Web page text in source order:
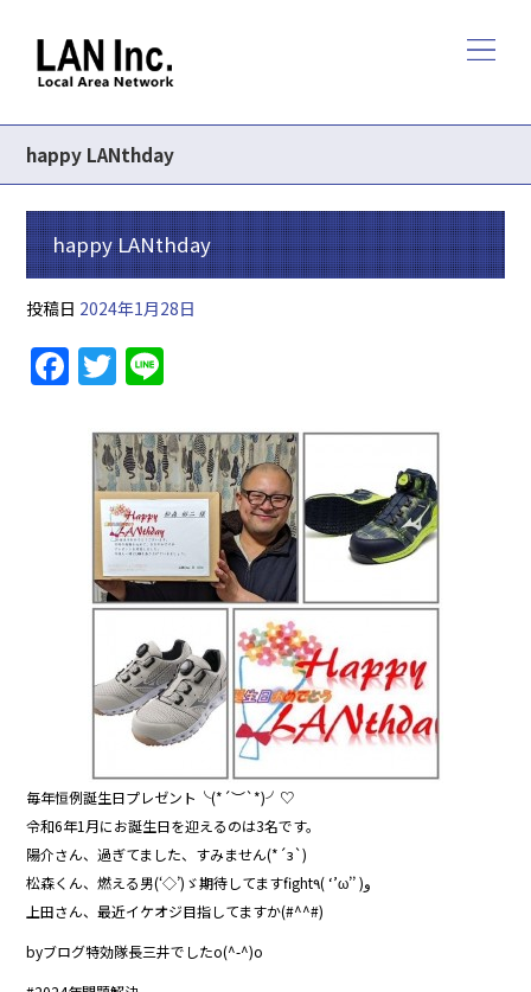
happy LANthday
happy LANthday
投稿日 2024年1月28日
F
a
o
T
w
itt
er
e
毎年恒例誕生日プレゼント╰(*´︶`*)╯♡
令和6年1月にお誕生日を迎えるのは3名です。
陽介さん、過ぎてました、すみません(*´з`)
松森くん、燃える男(‘◇’)ゞ期待してますfight٩( ‘’ω’’ )و
上田さん、最近イケオジ目指してますか(#^^#)
byブログ特効隊長三井でしたo(^-^)o